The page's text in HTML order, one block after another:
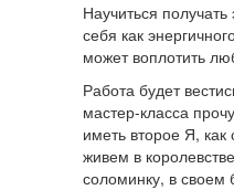
Научиться
себя как
может воплотить
Работа будет
мастер-класса
иметь второе Я,
живем в
соломинку, в своем